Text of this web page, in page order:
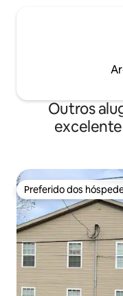
Outros
Preferido dos
Preferido dos